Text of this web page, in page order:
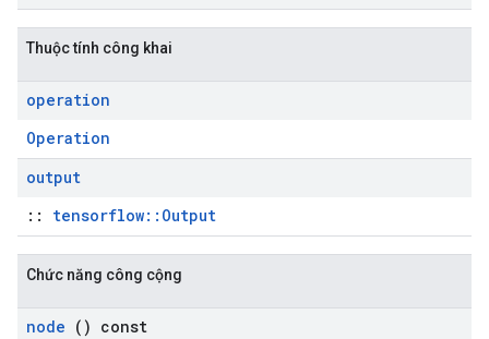
Thuộc tính công khai
operation
Operation
output
:: tensorflow::Output
Chức năng công cộng
node () const